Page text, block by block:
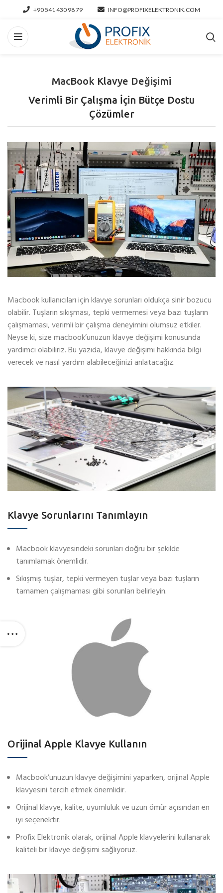
+90 541 430 98 79 INFO@PROFIXELEKTRONIK.COM
MacBook Klavye Değişimi
Verimli Bir Çalışma İçin Bütçe Dostu
Çözümler
Macbook kullanıcıları için klavye sorunları oldukça sinir bozucu
olabilir. Tuşların sıkışması, tepki vermemesi veya bazı tuşların
çalışmaması, verimli bir çalışma deneyimini olumsuz etkiler.
Neyse ki, size macbook’unuzun klavye değişimi konusunda
yardımcı olabiliriz. Bu yazıda, klavye değişimi hakkında bilgi
verecek ve nasıl yardım alabileceğinizi anlatacağız.
Klavye Sorunlarını Tanımlayın
Macbook klavyesindeki sorunları doğru bir şekilde
tanımlamak önemlidir.
Sıkışmış tuşlar, tepki vermeyen tuşlar veya bazı tuşların
tamamen çalışmaması gibi sorunları belirleyin.
Orijinal Apple Klavye Kullanın
Macbook’unuzun klavye değişimini yaparken, orijinal Apple
klavyesini tercih etmek önemlidir.
Orijinal klavye, kalite, uyumluluk ve uzun ömür açısından en
iyi seçenektir.
Profix Elektronik olarak, orijinal Apple klavyelerini kullanarak
kaliteli bir klavye değişimi sağlıyoruz.